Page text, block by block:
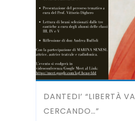
DANTEDI’ “LIBERTÀ VA
CERCANDO…”